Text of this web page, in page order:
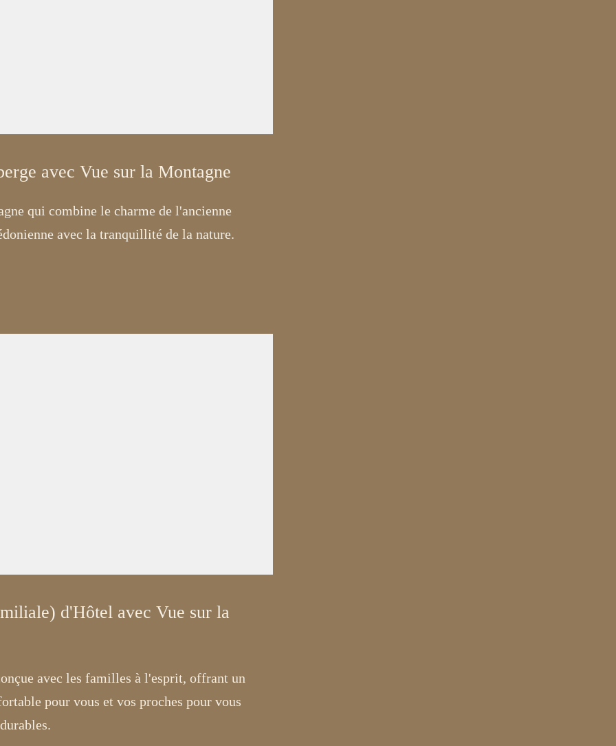
avec Vue sur la Montagne
qui combine le charme de l'ancienne
avec la tranquillité de la nature.
d'Hôtel avec Vue sur la
avec les familles à l'esprit, offrant un
pour vous et vos proches pour vous